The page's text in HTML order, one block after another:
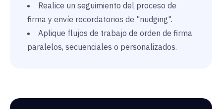
Realice un seguimiento del proceso de
firma y envíe recordatorios de "nudging".
Aplique flujos de trabajo de orden de firma
paralelos, secuenciales o personalizados.